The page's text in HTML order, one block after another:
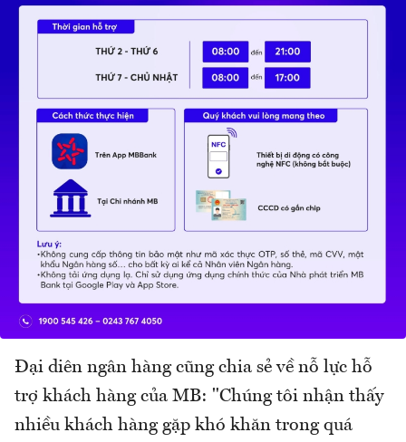
Đại diên ngân hàng cũng chia sẻ về nỗ lực hỗ
trợ khách hàng của MB: "Chúng tôi nhận thấy
nhiều khách hàng gặp khó khăn trong quá